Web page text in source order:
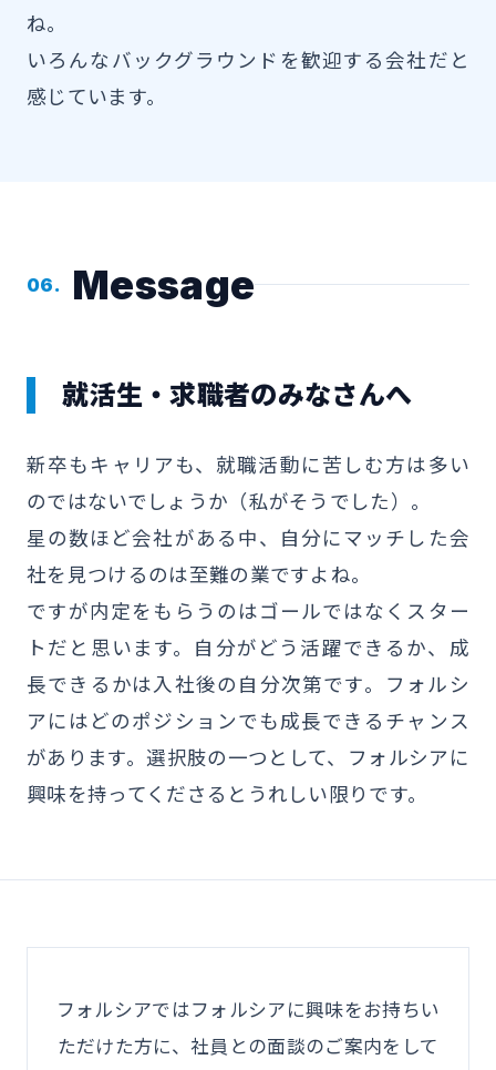
ね。
いろんなバックグラウンドを歓迎する会社だと
感じています。
06. Message
就活生・求職者のみなさんへ
新卒もキャリアも、就職活動に苦しむ方は多い
のではないでしょうか（私がそうでした）。
星の数ほど会社がある中、自分にマッチした会
社を見つけるのは至難の業ですよね。
ですが内定をもらうのはゴールではなくスター
トだと思います。自分がどう活躍できるか、成
長できるかは入社後の自分次第です。フォルシ
アにはどのポジションでも成長できるチャンス
があります。選択肢の一つとして、フォルシアに
興味を持ってくださるとうれしい限りです。
フォルシアではフォルシアに興味をお持ちい
ただけた方に、社員との面談のご案内をして